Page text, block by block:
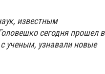
известным
сегодня прошел в
ученым, узнавали новые